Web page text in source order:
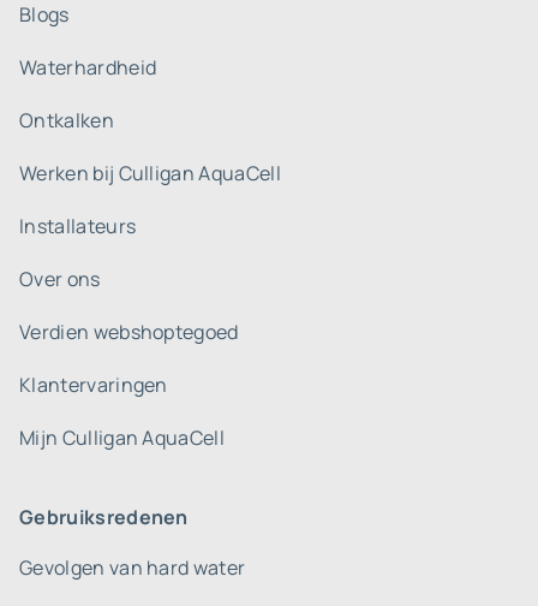
Blogs
Waterhardheid
Ontkalken
Werken bij Culligan AquaCell
Installateurs
Over ons
Verdien webshoptegoed
Klantervaringen
Mijn Culligan AquaCell
Gebruiksredenen
Gevolgen van hard water